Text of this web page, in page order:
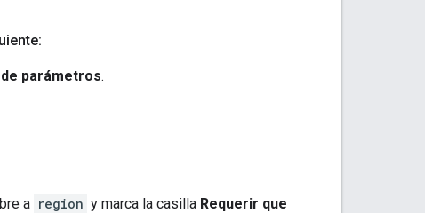
parámetros.
a region y marca la casilla Requerir que